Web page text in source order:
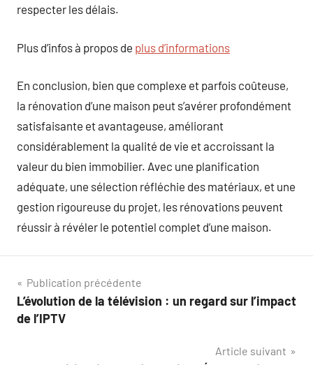
respecter les délais.
Plus d’infos à propos de plus d’informations
En conclusion, bien que complexe et parfois coûteuse,
la rénovation d’une maison peut s’avérer profondément
satisfaisante et avantageuse, améliorant
considérablement la qualité de vie et accroissant la
valeur du bien immobilier. Avec une planification
adéquate, une sélection réfléchie des matériaux, et une
gestion rigoureuse du projet, les rénovations peuvent
réussir à révéler le potentiel complet d’une maison.
Navigation
de
Publication précédente
L’évolution de la télévision : un regard sur l’impact
de l’IPTV
Article suivant